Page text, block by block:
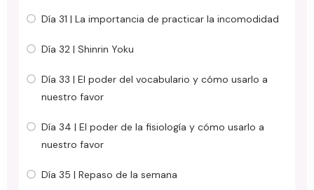
Día 31 | La importancia de practicar la incomodidad
Día 32 | Shinrin Yoku
Día 33 | El poder del vocabulario y cómo usarlo a
nuestro favor
Día 34 | El poder de la fisiología y cómo usarlo a
nuestro favor
Día 35 | Repaso de la semana